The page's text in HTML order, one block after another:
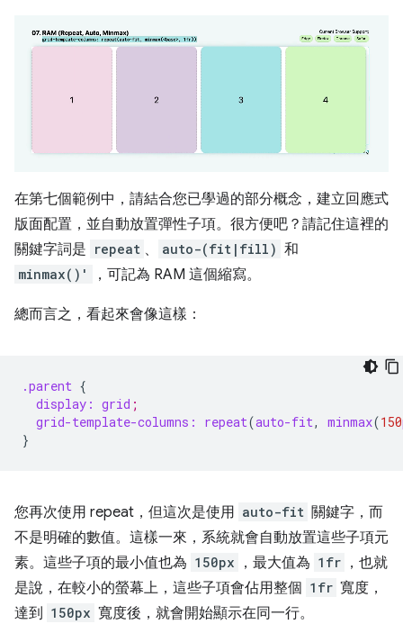
在第七個範例中，請結合您已學過的部分概念，建立回應式
版面配置，並自動放置彈性子項。很方便吧？請記住這裡的
關鍵字詞是 repeat 、 auto-(fit|fill) 和
minmax()' ，可記為 RAM 這個縮寫。
總而言之，看起來會像這樣：
.parent {
display: grid ;
grid-template-columns:
repeat(auto-fit, minmax(150
}
您再次使用 repeat，但這次是使用 auto-fit 關鍵字，而
不是明確的數值。這樣一來，系統就會自動放置這些子項元
素。這些子項的最小值也為 150px ，最大值為 1fr ，也就
是說，在較小的螢幕上，這些子項會佔用整個 1fr 寬度，
達到 150px 寬度後，就會開始顯示在同一行。